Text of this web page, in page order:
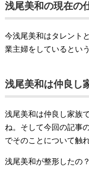
浅尾美和の現在の
今浅尾美和はタレント
業主婦をしているとい
浅尾美和は仲良し
浅尾美和は仲良し家族
ね。そして今回の記事
でそのことについて触
浅尾美和が整形したの